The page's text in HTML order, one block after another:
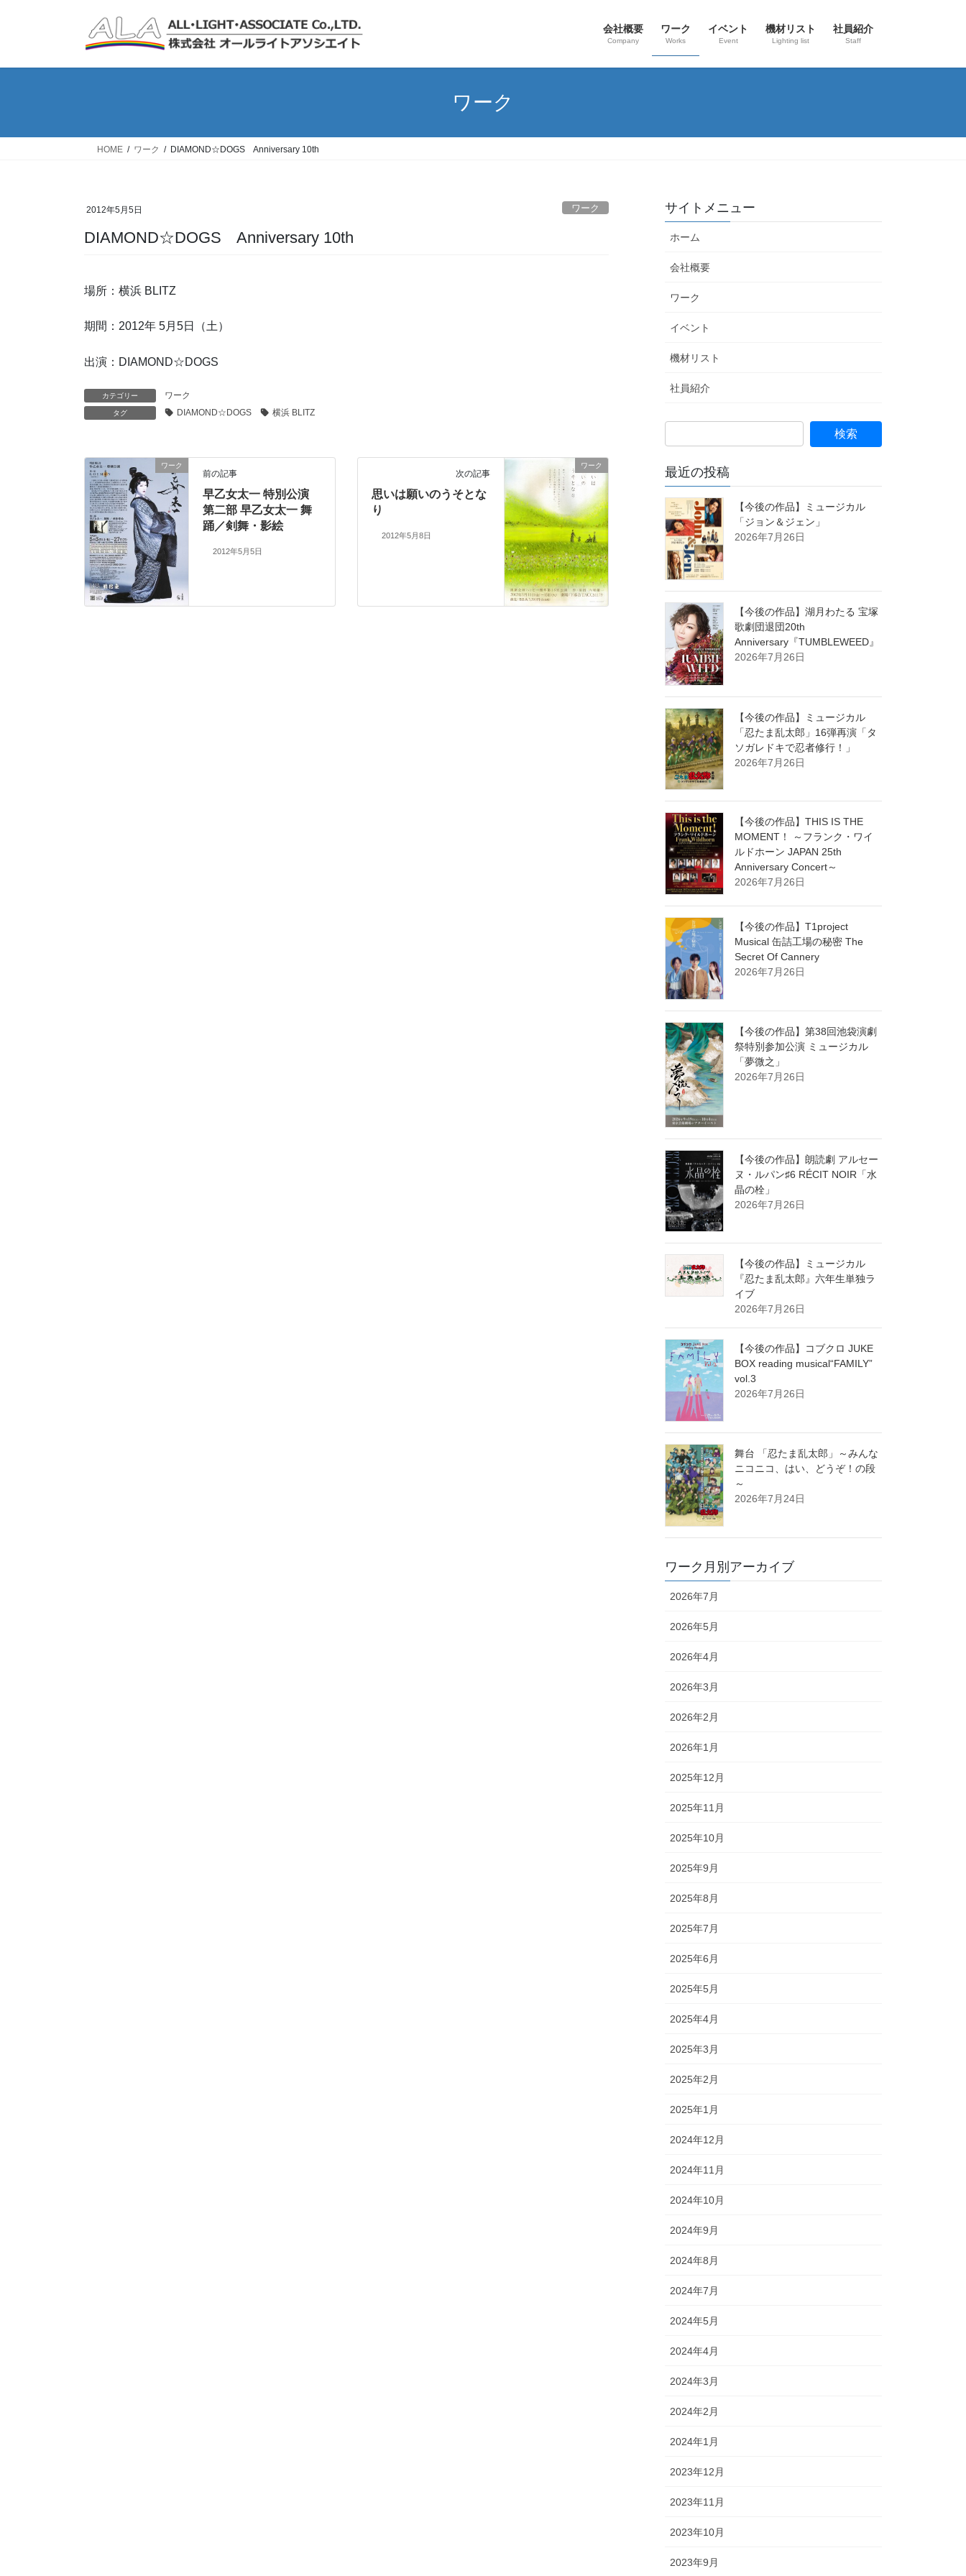
会社概要
Company
ワーク
Works
イベント
Event
機材リスト
Lighting list
社員紹介
Staff
ワーク
HOME ワーク DIAMOND☆DOGS Anniversary 10th
2012年5月5日 ワーク
DIAMOND☆DOGS Anniversary 10th
場所：横浜 BLITZ
期間：2012年 5月5日（土）
出演：DIAMOND☆DOGS
カテゴリー ワーク
タグ DIAMOND☆DOGS 横浜 BLITZ
ワーク
前の記事
早乙女太一 特別公演
第二部 早乙女太一 舞
踊／剣舞・影絵
2012年5月5日
ワーク
次の記事
思いは願いのうそとな
り
2012年5月8日
サイトメニュー
ホーム
会社概要
ワーク
イベント
機材リスト
社員紹介
最近の投稿
【今後の作品】ミュージカル
「ジョン＆ジェン」
2026年7月26日
【今後の作品】湖月わたる 宝塚
歌劇団退団20th
Anniversary『TUMBLEWEED』
2026年7月26日
【今後の作品】ミュージカル
「忍たま乱太郎」16弾再演「タ
ソガレドキで忍者修行！」
2026年7月26日
【今後の作品】THIS IS THE
MOMENT！ ～フランク・ワイ
ルドホーン JAPAN 25th
Anniversary Concert～
2026年7月26日
【今後の作品】T1project
Musical 缶詰工場の秘密 The
Secret Of Cannery
2026年7月26日
【今後の作品】第38回池袋演劇
祭特別参加公演 ミュージカル
「夢微之」
2026年7月26日
【今後の作品】朗読劇 アルセー
ヌ・ルパン♯6 RÉCIT NOIR「水
晶の栓」
2026年7月26日
【今後の作品】ミュージカル
『忍たま乱太郎』六年生単独ラ
イブ
2026年7月26日
【今後の作品】コブクロ JUKE
BOX reading musical“FAMILY”
vol.3
2026年7月26日
舞台 「忍たま乱太郎」～みんな
ニコニコ、はい、どうぞ！の段
～
2026年7月24日
ワーク月別アーカイブ
2026年7月
2026年5月
2026年4月
2026年3月
2026年2月
2026年1月
2025年12月
2025年11月
2025年10月
2025年9月
2025年8月
2025年7月
2025年6月
2025年5月
2025年4月
2025年3月
2025年2月
2025年1月
2024年12月
2024年11月
2024年10月
2024年9月
2024年8月
2024年7月
2024年5月
2024年4月
2024年3月
2024年2月
2024年1月
2023年12月
2023年11月
2023年10月
2023年9月